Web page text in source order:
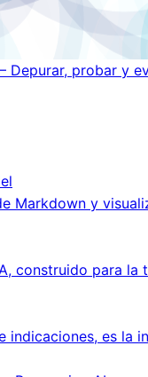
Depurar, probar y
Markdown y
construido para la
indicaciones, es la